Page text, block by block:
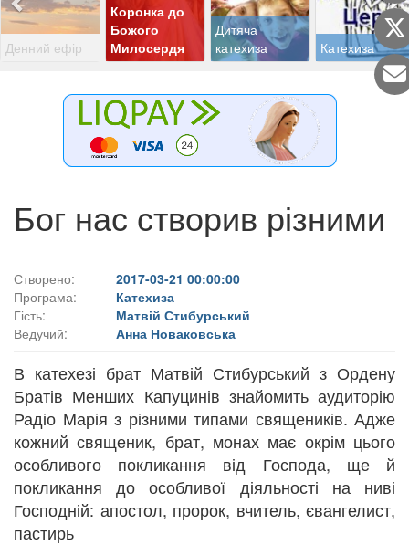
Денний ефір
Коронка до
Божого
Милосердя
Дитяча
катехиза
Катехиза
Бог нас створив різними
Створено:
2017-03-21 00:00:00
Програма:
Катехиза
Гість:
Матвій Стибурський
Ведучий:
Анна Новаковська
В катехезі брат Матвій Стибурський з Ордену
Братів Менших Капуцинів знайомить аудиторію
Радіо Марія з різними типами священиків. Адже
кожний священик, брат, монах має окрім цього
особливого покликання від Господа, ще й
покликання до особливої діяльності на ниві
Господній: апостол, пророк, вчитель, євангелист,
пастирь